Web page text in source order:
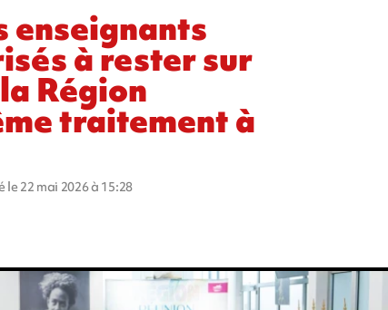
enseignants
à rester sur
Région
traitement à
le 22 mai 2026 à 15:28